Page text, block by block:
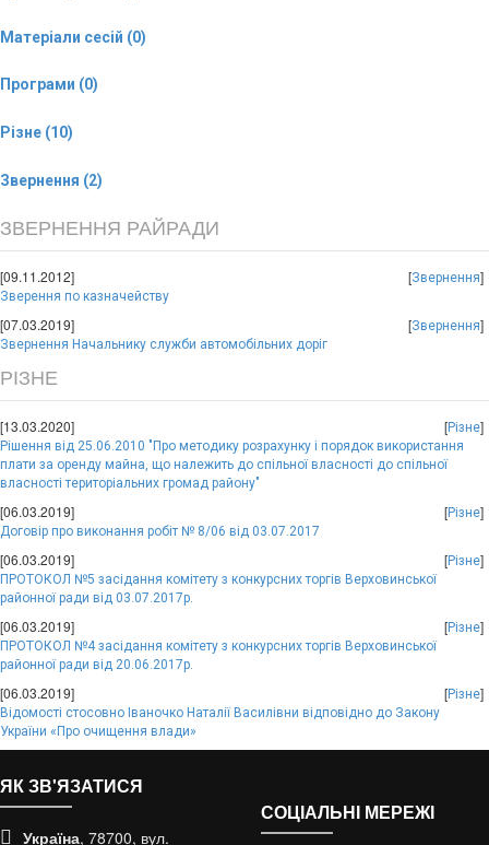
Матеріали сесій (0)
Програми (0)
Різне (10)
Звернення (2)
ЗВЕРНЕННЯ РАЙРАДИ
[09.11.2012] [Звернення]
Зверення по казначейству
[07.03.2019] [Звернення]
Звернення Начальнику служби автомобільних доріг
РІЗНЕ
[13.03.2020] [Різне]
Рішення від 25.06.2010 "Про методику розрахунку і порядок використання
плати за оренду майна, що належить до спільної власності до спільної
власності територіальних громад району"
[06.03.2019] [Різне]
Договір про виконання робіт № 8/06 від 03.07.2017
[06.03.2019] [Різне]
ПРОТОКОЛ №5 засідання комітету з конкурсних торгів Верховинської
районної ради від 03.07.2017р.
[06.03.2019] [Різне]
ПРОТОКОЛ №4 засідання комітету з конкурсних торгів Верховинської
районної ради від 20.06.2017р.
[06.03.2019] [Різне]
Відомості стосовно Іваночко Наталії Василівни відповідно до Закону
України «Про очищення влади»
ЯК ЗВ'ЯЗАТИСЯ
Україна, 78700, вул.
СОЦІАЛЬНІ МЕРЕЖІ